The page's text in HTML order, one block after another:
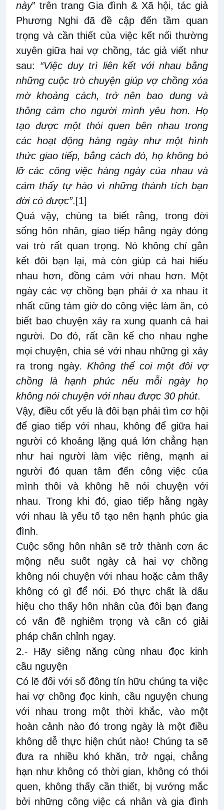
này” trên trang Gia đình & Xã hội, tác giả
Phương Nghi đã đề cập đến tầm quan
trọng và cần thiết của việc kết nối thường
xuyên giữa hai vợ chồng, tác giả viết như
sau: “Việc duy trì liên kết với nhau bằng
những cuộc trò chuyện giúp vợ chồng xóa
mờ khoảng cách, trở nên bao dung và
thông cảm cho người mình yêu hơn. Họ
tạo được một thói quen bên nhau trong
các hoạt động hàng ngày như một hình
thức giao tiếp, bằng cách đó, họ không bỏ
lỡ các công việc hàng ngày của nhau và
cảm thấy tự hào vì những thành tích bạn
đời có được”. [1]
Quả vậy, chúng ta biết rằng, trong đời
sống hôn nhân, giao tiếp hằng ngày đóng
vai trò rất quan trọng. Nó không chỉ gắn
kết đôi bạn lại, mà còn giúp cả hai hiểu
nhau hơn, đồng cảm với nhau hơn. Một
ngày các vợ chồng bạn phải ở xa nhau ít
nhất cũng tám giờ do công việc làm ăn, có
biết bao chuyện xảy ra xung quanh cả hai
người. Do đó, rất cần kể cho nhau nghe
mọi chuyện, chia sẻ với nhau những gì xảy
ra trong ngày. Không thể coi một đôi vợ
chồng là hạnh phúc nếu mỗi ngày họ
không nói chuyện với nhau được 30 phút.
Vậy, điều cốt yếu là đôi bạn phải tìm cơ hội
để giao tiếp với nhau, không để giữa hai
người có khoảng lặng quá lớn chẳng hạn
như hai người làm việc riêng, mạnh ai
người đó quan tâm đến công việc của
mình thôi và không hề nói chuyện với
nhau. Trong khi đó, giao tiếp hằng ngày
với nhau là yếu tố tạo nên hạnh phúc gia
đình.
Cuộc sống hôn nhân sẽ trở thành cơn ác
mộng nếu suốt ngày cả hai vợ chồng
không nói chuyện với nhau hoặc cảm thấy
không có gì để nói. Đó thực chất là dấu
hiệu cho thấy hôn nhân của đôi bạn đang
có vấn đề nghiêm trọng và cần có giải
pháp chấn chỉnh ngay.
2.- Hãy siêng năng cùng nhau đọc kinh
cầu nguyện
Có lẽ đối với số đông tín hữu chúng ta việc
hai vợ chồng đọc kinh, cầu nguyện chung
với nhau trong một thời khắc, vào một
hoàn cảnh nào đó trong ngày là một điều
không dễ thực hiện chút nào! Chúng ta sẽ
đưa ra nhiều khó khăn, trở ngại, chẳng
hạn như không có thời gian, không có thói
quen, không thấy cần thiết, bị vướng mắc
bởi những công việc cá nhân và gia đình